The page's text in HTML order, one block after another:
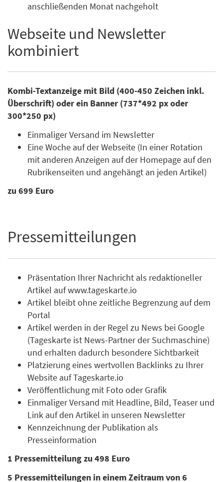
anschließenden Monat nachgeholt
Webseite und Newsletter
kombiniert
Kombi-Textanzeige mit Bild (400-450 Zeichen inkl.
Überschrift) oder ein Banner (737*492 px oder
300*250 px)
Einmaliger Versand im Newsletter
Eine Woche auf der Webseite (In einer Rotation
mit anderen Anzeigen auf der Homepage auf den
Rubrikenseiten und angehängt an jeden Artikel)
zu 699 Euro
Pressemitteilungen
Präsentation Ihrer Nachricht als redaktioneller
Artikel auf www.tageskarte.io
Artikel bleibt ohne zeitliche Begrenzung auf dem
Portal
Artikel werden in der Regel zu News bei Google
(Tageskarte ist News-Partner der Suchmaschine)
und erhalten dadurch besondere Sichtbarkeit
Platzierung eines wertvollen Backlinks zu Ihrer
Website auf Tageskarte.io
Veröffentlichung mit Foto oder Grafik
Einmaliger Versand mit Headline, Bild, Teaser und
Link auf den Artikel in unseren Newsletter
Kennzeichnung der Publikation als
Presseinformation
1 Pressemitteilung zu 498 Euro
5 Pressemitteilungen in einem Zeitraum von 6